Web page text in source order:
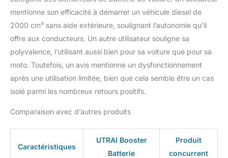
surchauffes, les
surtensions, les
surcharges, les
décharges profondes,
inversions de polarité.
【Contenu de
l'Emballage】- 1 x
Démarrage de Voiture
transport; 1 x Pince
USB-C de charge; 1 x
Adaptateur allume-
cigare; 1 x Manuel
mentionne son efficacité à démarrer un véhicule diesel de
2000 cm³ sans aide extérieure, soulignant l’autonomie qu’il
offre aux conducteurs. Un autre utilisateur souligne sa
polyvalence, l’utilisant aussi bien pour sa voiture que pour sa
moto. Toutefois, un avis mentionne un dysfonctionnement
après une utilisation limitée, bien que cela semble être un cas
isolé parmi les nombreux retours positifs.
Comparaison avec d’autres produits
Caractéristiques
UTRAI Booster
Batterie
Produit
concurrent